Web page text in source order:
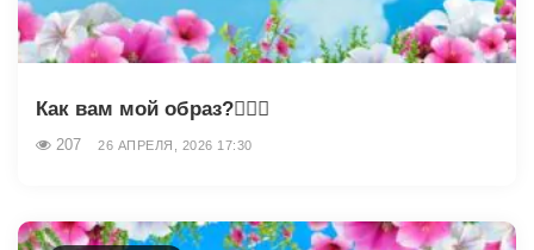
Как вам мой образ?👇🏽🥰
207 26 АПРЕЛЯ, 2026 17:30